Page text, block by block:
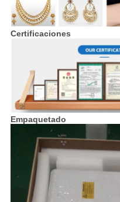
Certificaciones
Empaquetado